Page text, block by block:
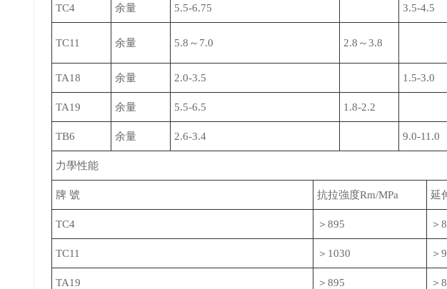
TC4 余量 5.5-6.75 3.5-4.5
TC11 余量 5.8～7.0 2.8～3.8
TA18 余量 2.0-3.5 1.5-3.0
TA19 余量 5.5-6.5 1.8-2.2
TB6 余量 2.6-3.4 9.0-11.0
力學性能
牌 號 抗拉強度Rm/MPa 延
TC4 ＞895 ＞
TC11 ＞1030 ＞
TA19 ＞895 ＞